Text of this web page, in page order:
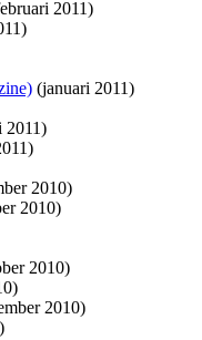
2011)
(januari 2011)
2011)
2010)
2010)
2010)
2010)